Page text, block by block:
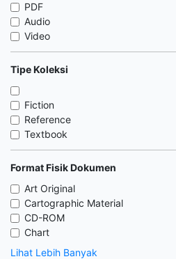
PDF
Audio
Video
Tipe Koleksi
Fiction
Reference
Textbook
Format Fisik Dokumen
Art Original
Cartographic Material
CD-ROM
Chart
Lihat Lebih Banyak